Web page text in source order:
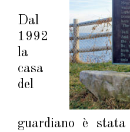
Dal
1992
la
casa
del
guardiano è